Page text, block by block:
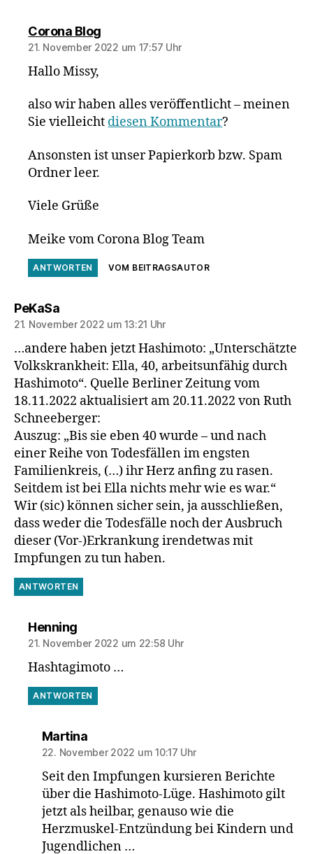
Corona Blogsagt:
21. November 2022 um 17:57 Uhr
Hallo Missy,
also wir haben alles veröffentlicht – meinen
Sie vielleicht diesen Kommentar?
Ansonsten ist unser Papierkorb bzw. Spam
Ordner leer.
Viele Grüße
Meike vom Corona Blog Team
ANTWORTEN VOM BEITRAGSAUTOR
PeKaSasagt:
21. November 2022 um 13:21 Uhr
…andere haben jetzt Hashimoto: „Unterschätzte
Volkskrankheit: Ella, 40, arbeitsunfähig durch
Hashimoto“. Quelle Berliner Zeitung vom
18.11.2022 aktualisiert am 20.11.2022 von Ruth
Schneeberger:
Auszug: „Bis sie eben 40 wurde – und nach
einer Reihe von Todesfällen im engsten
Familienkreis, (…) ihr Herz anfing zu rasen.
Seitdem ist bei Ella nichts mehr wie es war.“
Wir (sic) können sicher sein, ja ausschließen,
dass weder die Todesfälle noch der Ausbruch
dieser (Vor-)Erkrankung irendetwas mit
Impfungen zu tun haben.
ANTWORTEN
Henningsagt:
21. November 2022 um 22:58 Uhr
Hashtagimoto …
ANTWORTEN
Martinasagt:
22. November 2022 um 10:17 Uhr
Seit den Impfungen kursieren Berichte
über die Hashimoto-Lüge. Hashimoto gilt
jetzt als heilbar, genauso wie die
Herzmuskel-Entzündung bei Kindern und
Jugendlichen …